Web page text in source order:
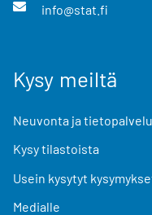
info@stat.fi
Kysy meiltä
Neuvonta ja tietopalvelu
Kysy tilastoista
Usein kysytyt
Medialle